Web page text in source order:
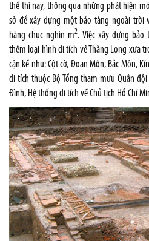
thể thì nay, thông qua những phát hiện
sở để xây dựng một bảo tàng ngoài
hàng chục nghìn m2. Việc xây dựng
thêm loại hình di tích về Thăng Long xưa
cận kề như: Cột cờ, Đoan Môn, Bắc Môn,
di tích thuộc Bộ Tổng tham mưu Quân
Đình, Hệ thống di tích về Chủ tịch Hồ Chí